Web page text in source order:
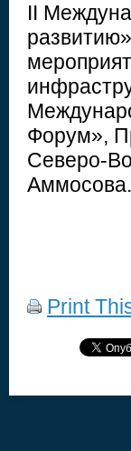
II
Форум»,
Северо-
Аммосова.
Print